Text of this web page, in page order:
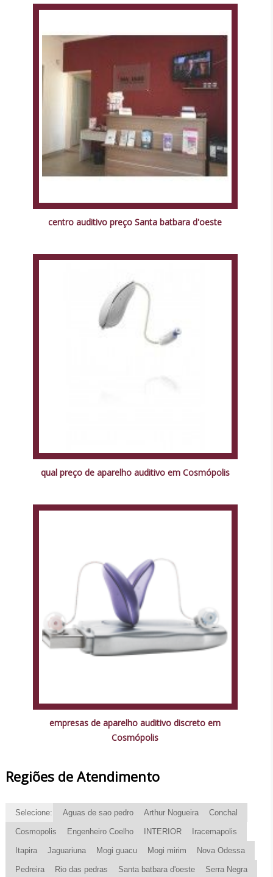
centro auditivo preço Santa batbara d'oeste
qual preço de aparelho auditivo em Cosmópolis
empresas de aparelho auditivo discreto em
Cosmópolis
Regiões de Atendimento
Selecione: Aguas de sao pedro Arthur Nogueira Conchal
Cosmopolis Engenheiro Coelho INTERIOR Iracemapolis
Itapira Jaguariuna Mogi guacu Mogi mirim Nova Odessa
Pedreira Rio das pedras Santa batbara d'oeste Serra Negra